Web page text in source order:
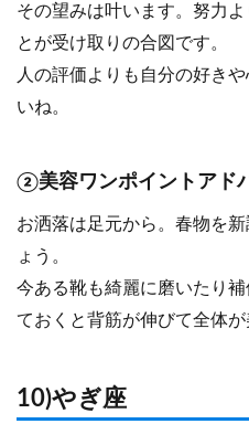
その望みは叶います。努力
とが受け取りの合図です。
人の評価よりも自分の好き
いね。
②美容ワンポイントアド
お洒落は足元から。春物を
ょう。
今ある靴も綺麗に磨いたり
ておくと背筋が伸びて全体が
10)やぎ座